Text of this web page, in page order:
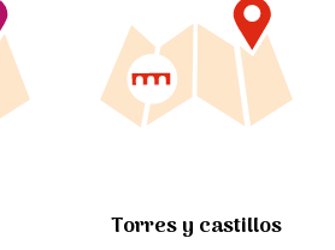
Torres y castillos